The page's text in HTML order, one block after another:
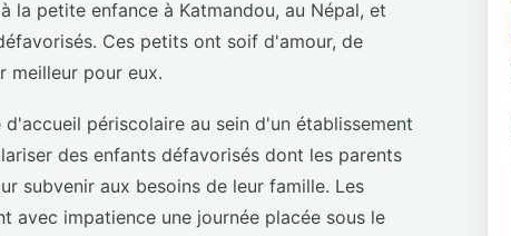
la petite enfance à Katmandou, au Népal, et
Ces petits ont soif d'amour, de
meilleur pour eux.
périscolaire au sein d'un établissement
des enfants défavorisés dont les parents
subvenir aux besoins de leur famille. Les
avec impatience une journée placée sous le